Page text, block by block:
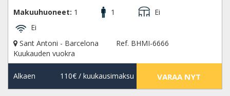
Makuuhuoneet: 1 1
Ei
Ei
Sant Antoni - Barcelona
Ref. BHMI-6666
Kuukauden vuokra
Alkaen 110€/ kuukausimaksu VARAA NYT